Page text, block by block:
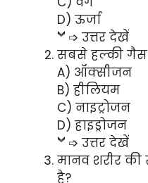
D) ऊर्जा
➩ उत्तर देखें
सबसे हल्की गैस
A) ऑक्सीजन
B) हीलियम
C) नाइट्रोजन
D) हाइड्रोजन
➩ उत्तर देखें
मानव शरीर की
है?